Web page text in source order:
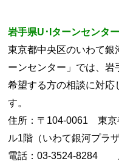
岩手県U･Iターンセンター
東京都中央区のいわて銀
ーンセンター」では、
希望する方の相談に対応
す。
住所：〒104-0061 東京
ル1階（いわて銀河プラザ
電話：03-3524-8284